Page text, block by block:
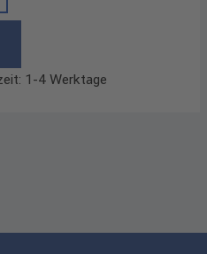
1-4 Werktage